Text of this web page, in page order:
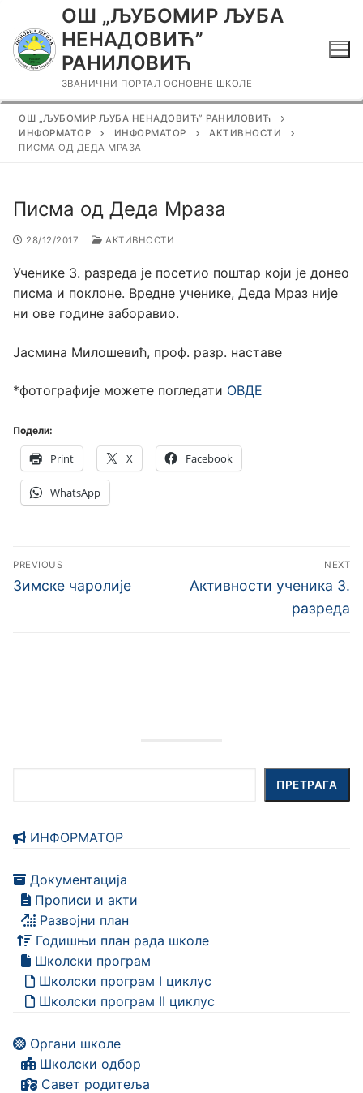
садржаја
ОШ „ЉУБОМИР ЉУБА
НЕНАДОВИЋ”
РАНИЛОВИЋ
ЗВАНИЧНИ ПОРТАЛ ОСНОВНЕ ШКОЛЕ
ОШ „ЉУБОМИР ЉУБА НЕНАДОВИЋ” РАНИЛОВИЋ
ИНФОРМАТОР
ИНФОРМАТОР
АКТИВНОСТИ
ПИСМА ОД ДЕДА МРАЗА
Писма од Деда Мраза
28/12/2017 АКТИВНОСТИ
Ученике 3. разреда је посетио поштар који је донео
писма и поклоне. Вредне ученике, Деда Мраз није
ни ове године заборавио.
Јасмина Милошевић, проф. разр. наставе
*фотографије можете погледати ОВДЕ
Подели:
Print X Facebook
WhatsApp
Кретање
чланка
PREVIOUS
Previous
Зимске чаролије
NEXT
Next
Активности ученика 3.
разреда
ПРЕТРАГА
ИНФОРМАТОР
Документација
Прописи и акти
Развојни план
Годишњи план рада школе
Школски програм
Школски програм I циклус
Школски програм II циклус
Органи школе
Школски одбор
Савет родитеља